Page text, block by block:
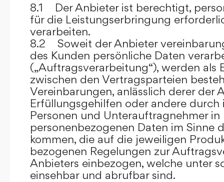
8.1 Der Anbieter ist berechtigt,
für die Leistungserbringung
verarbeiten.
8.2 Soweit der Anbieter
des Kunden persönliche Daten
(„Auftragsverarbeitung“), werden als
zwischen den Vertragsparteien
Vereinbarungen, anlässlich derer der
Erfüllungsgehilfen oder andere
Personen und Unterauftragnehmer
personenbezogenen Daten im Sinne
kommen, die auf die jeweiligen
bezogenen Regelungen zur
Anbieters einbezogen, welche unter
einsehbar und abrufbar sind.